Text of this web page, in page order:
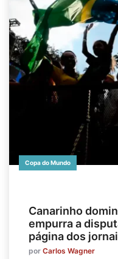
Copa do Mundo
Canarinho
empurra a
página dos
por Carlos Wagner